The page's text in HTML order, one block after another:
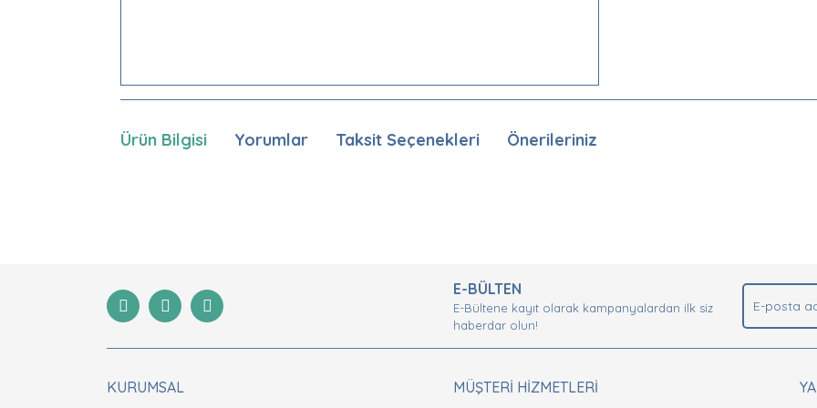
Ürün Bilgisi Yorumlar Taksit Seçenekleri Önerileriniz
Ürün açıklamasında eksik bilgiler bulunuyor.
Bu ürüne benzer farklı alternatifler olmalı.
E-BÜLTEN
E-Bültene kayıt olarak kampanyalardan ilk siz
haberdar olun!
KURUMSAL MÜŞTERİ HİZMETLERİ